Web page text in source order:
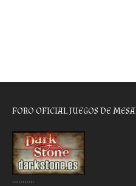
FORO OFICIAL JUEGOS DE MESA
………..